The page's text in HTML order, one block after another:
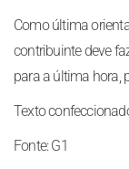
Como última
contribuinte deve
para a última hora,
Texto
Fonte: G1